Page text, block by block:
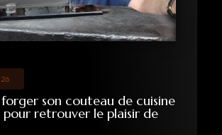
son couteau de cuisine
pour retrouver le plaisir de